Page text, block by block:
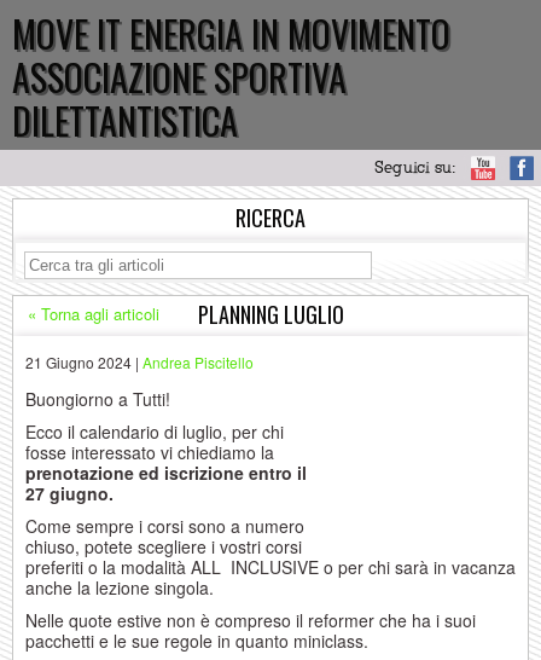
MOVE IT ENERGIA IN MOVIMENTO
ASSOCIAZIONE SPORTIVA
DILETTANTISTICA
Seguici su:
RICERCA
« Torna agli articoli PLANNING LUGLIO
21 Giugno 2024 | Andrea Piscitello
Buongiorno a Tutti!
Ecco il calendario di luglio, per chi
fosse interessato vi chiediamo la
prenotazione ed iscrizione entro il
27 giugno.
Come sempre i corsi sono a numero
chiuso, potete scegliere i vostri corsi
preferiti o la modalità ALL INCLUSIVE o per chi sarà in vacanza
anche la lezione singola.
Nelle quote estive non è compreso il reformer che ha i suoi
pacchetti e le sue regole in quanto miniclass.